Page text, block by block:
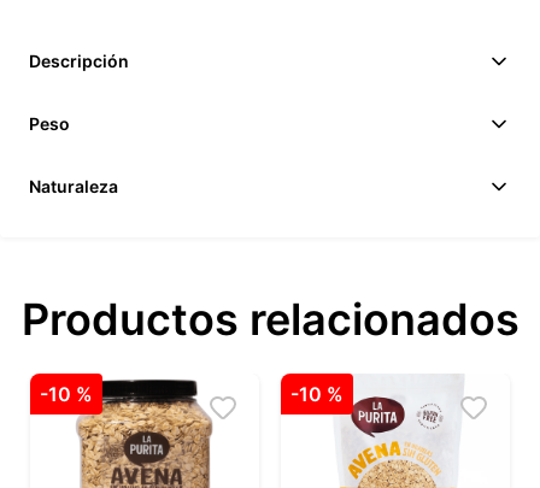
Descripción
Peso
Naturaleza
Productos relacionados
-10 % -10 %